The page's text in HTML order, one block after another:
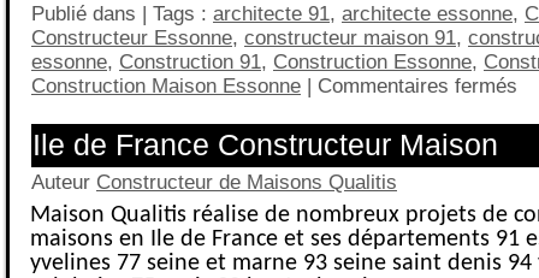
Publié dans | Tags : architecte 91, architecte essonne,
Constructeur Essonne, constructeur maison 91,
essonne, Construction 91, Construction Essonne,
Construction Maison Essonne | Commentaires fermés
Ile de France Constructeur Maison
Auteur Constructeur de Maisons Qualitis
Maison Qualitis réalise de nombreux projets de
maisons en Ile de France et ses départements 91
yvelines 77 seine et marne 93 seine saint denis